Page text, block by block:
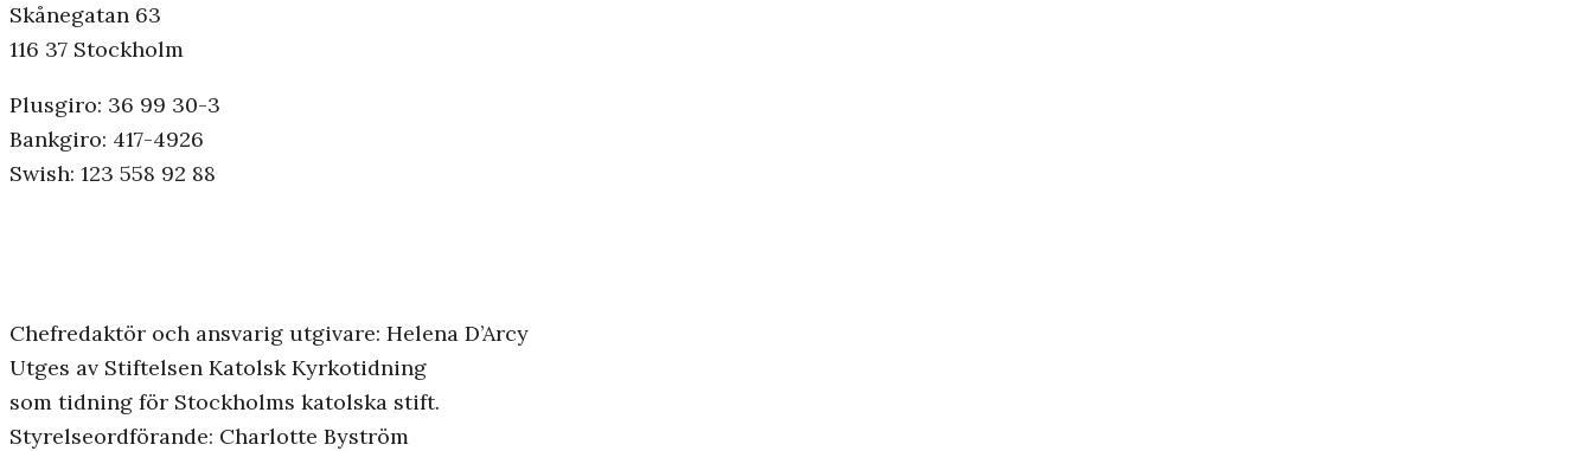
Skånegatan 63
116 37 Stockholm
Plusgiro: 36 99 30-3
Bankgiro: 417-4926
Swish: 123 558 92 88
Chefredaktör och ansvarig utgivare: Helena D’Arcy
Utges av Stiftelsen Katolsk Kyrkotidning
som tidning för Stockholms katolska stift.
Styrelseordförande: Charlotte Byström